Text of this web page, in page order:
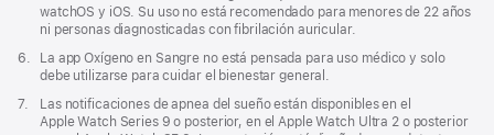
página
watchOS y iOS. Su uso no está recomendado para menores de 22 años
ni personas diagnosticadas con fibrilación auricular.
Nota
de
página
6.
La app Oxígeno en Sangre no está pensada para uso médico y solo
debe utilizarse para cuidar el bienestar general.
Nota
7.
Las notificaciones de apnea del sueño están disponibles en el
Apple Watch Series 9 o posterior, en el Apple Watch Ultra 2 o posterior